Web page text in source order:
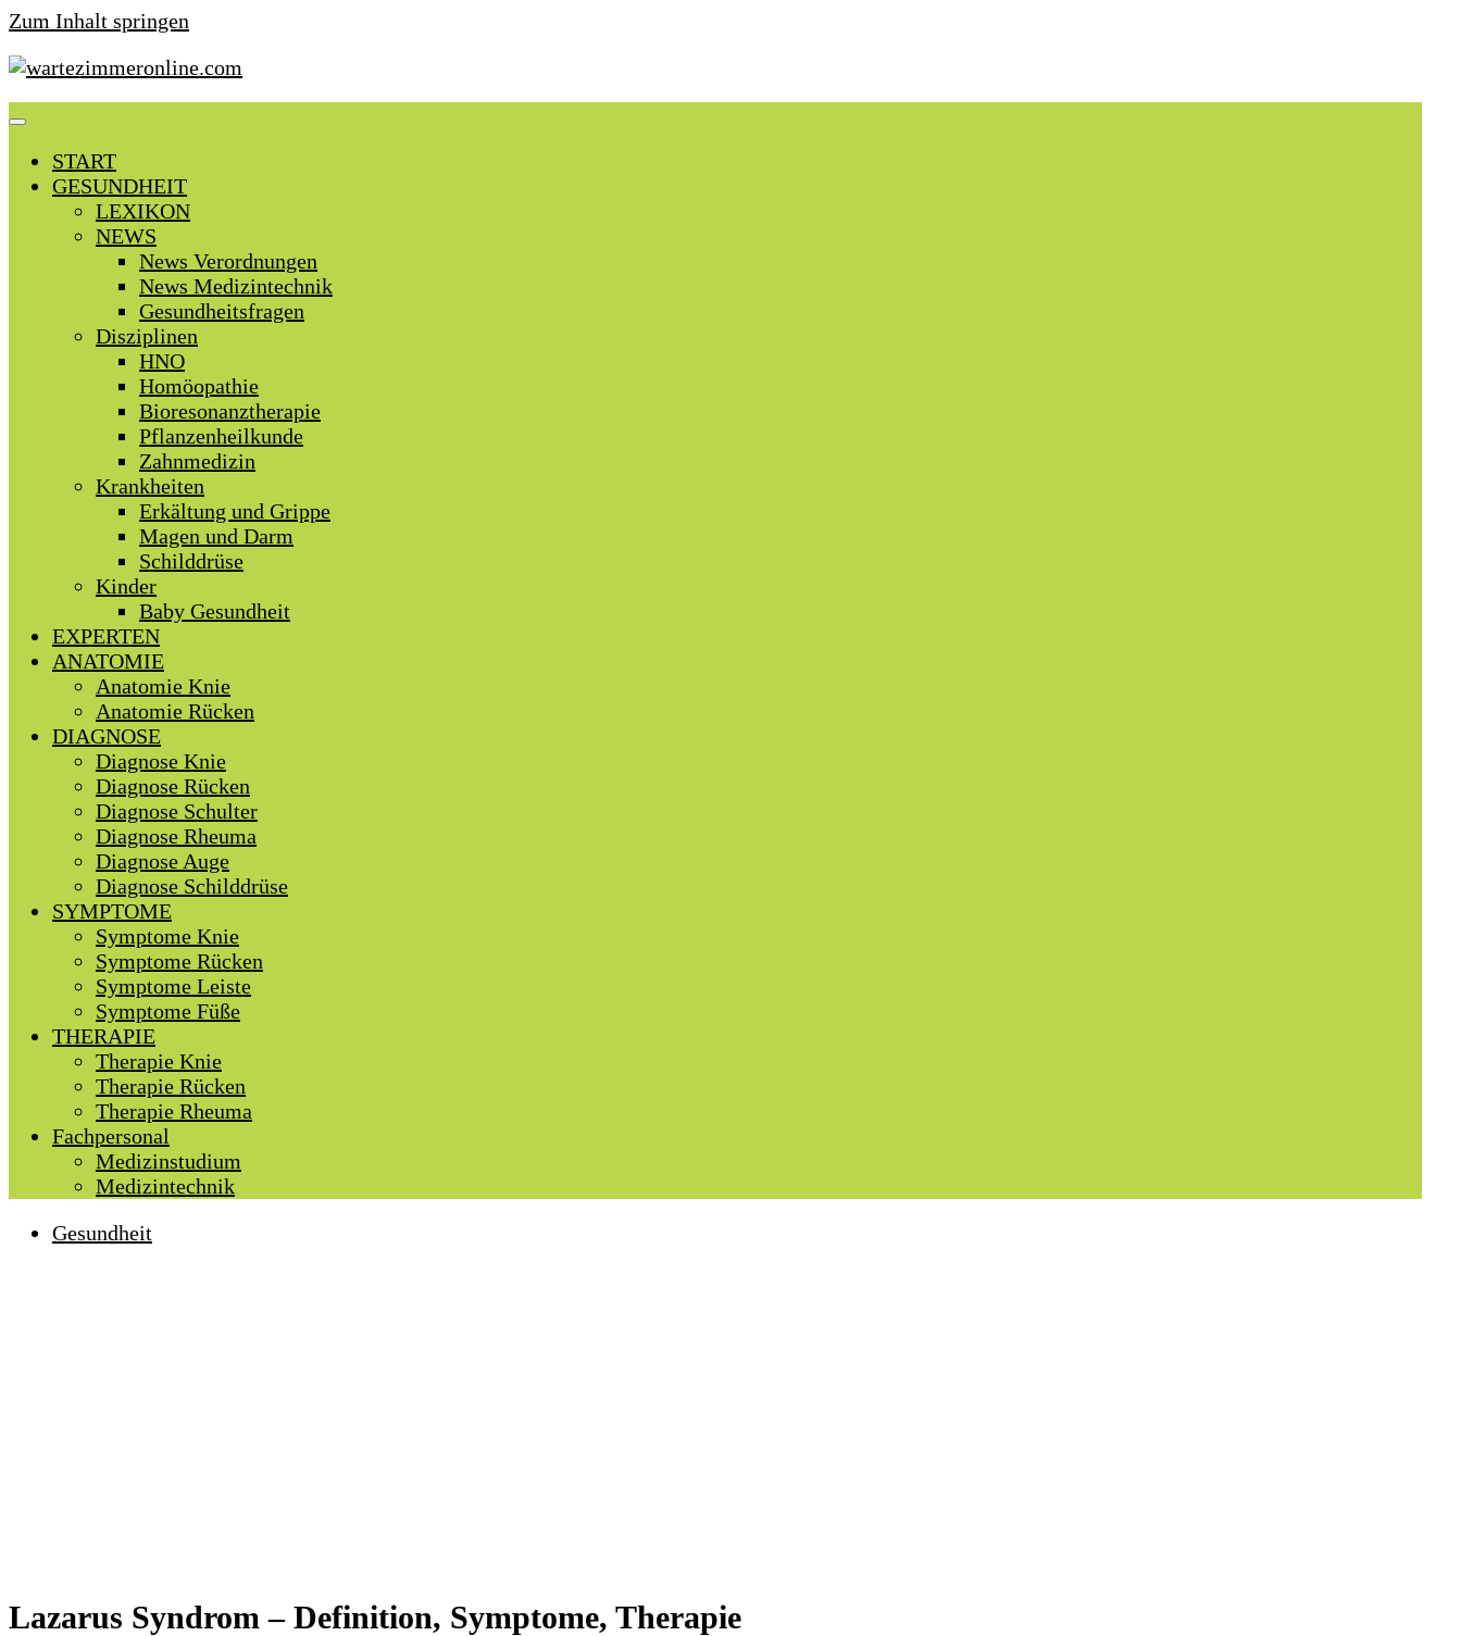
Zum Inhalt springen
START
GESUNDHEIT
LEXIKON
NEWS
News Verordnungen
News Medizintechnik
Gesundheitsfragen
Disziplinen
HNO
Homöopathie
Bioresonanztherapie
Pflanzenheilkunde
Zahnmedizin
Krankheiten
Erkältung und Grippe
Magen und Darm
Schilddrüse
Kinder
Baby Gesundheit
EXPERTEN
ANATOMIE
Anatomie Knie
Anatomie Rücken
DIAGNOSE
Diagnose Knie
Diagnose Rücken
Diagnose Schulter
Diagnose Rheuma
Diagnose Auge
Diagnose Schilddrüse
SYMPTOME
Symptome Knie
Symptome Rücken
Symptome Leiste
Symptome Füße
THERAPIE
Therapie Knie
Therapie Rücken
Therapie Rheuma
Fachpersonal
Medizinstudium
Medizintechnik
Gesundheit
Lazarus Syndrom – Definition, Symptome, Therapie